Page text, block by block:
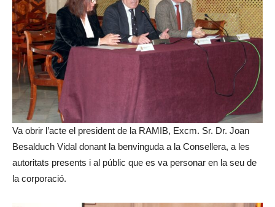
Va obrir l’acte el president de la RAMIB, Excm. Sr. Dr. Joan
Besalduch Vidal donant la benvinguda a la Consellera, a les
autoritats presents i al públic que es va personar en la seu de
la corporació.